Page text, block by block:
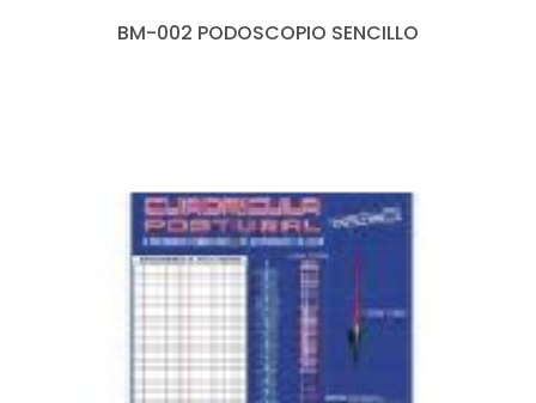
BM-002 PODOSCOPIO SENCILLO